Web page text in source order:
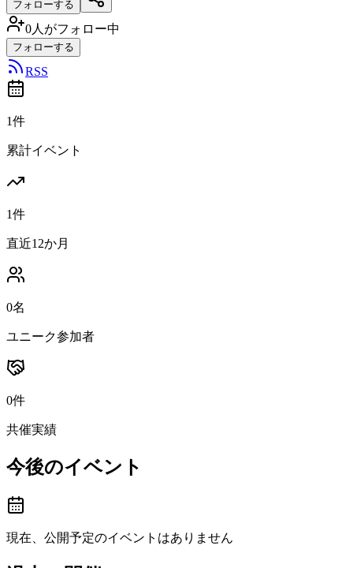
フォローする
0人がフォロー中
フォローする
RSS
1件
累計イベント
1件
直近12か月
0名
ユニーク参加者
0件
共催実績
今後のイベント
現在、公開予定のイベントはありません